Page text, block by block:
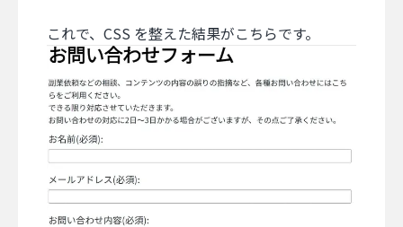
これで、CSS を整えた結果がこちらです。